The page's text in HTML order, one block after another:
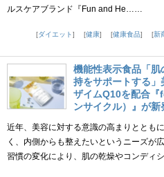
ルスケアブランド『Fun and He……
ダイエット
健康 健康食品 新
機能性表示食品「
持をサポートする
ザイムQ10を配合
ンサイクル）』が
近年、美容に対する意識の高まりととも
く、内側からも整えたいというニーズが
習慣の変化により、肌の乾燥やコンディ